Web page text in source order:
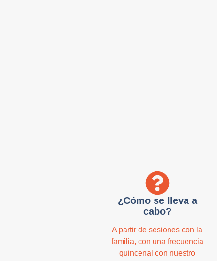
¿Cómo se lleva a
cabo?
A partir de sesiones con la
familia, con una frecuencia
quincenal con nuestro